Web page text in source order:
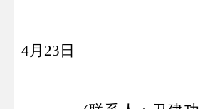
4月 23 日